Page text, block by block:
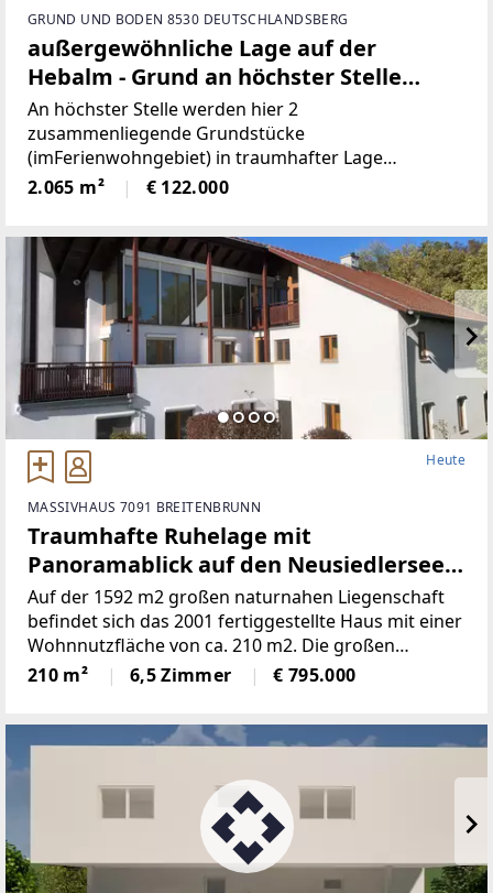
GRUND UND BODEN 8530 DEUTSCHLANDSBERG
außergewöhnliche Lage auf der
Hebalm - Grund an höchster Stelle
(Provisionsfrei)
An höchster Stelle werden hier 2
zusammenliegende Grundstücke
(imFerienwohngebiet) in traumhafter Lage
angeboten! Die beiden Grundstücke haben
inSumme 2.065m² (€59/ m²), sind süd-westlich
1100
2.065 m² € 122.000
Heute
MASSIVHAUS 7091 BREITENBRUNN
Traumhafte Ruhelage mit
Panoramablick auf den Neusiedlersee
(Provisionsfrei)
Auf der 1592 m2 großen naturnahen Liegenschaft
befindet sich das 2001 fertiggestellte Haus mit einer
Wohnnutzfläche von ca. 210 m2. Die großen
Fensterspenden viel Tageslicht und ermöglichen auf
mehreren Ebenen einenaußergewöhnlichen Blick
210 m² 6,5 Zimmer € 795.000